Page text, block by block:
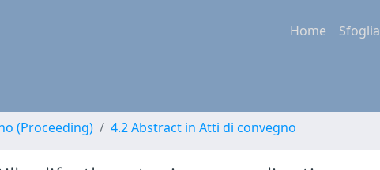
Home Sfoglia
(Proceeding) 4.2 Abstract in Atti di convegno